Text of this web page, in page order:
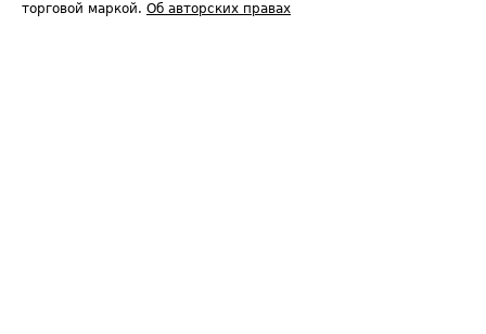
торговой маркой. Об авторских правах